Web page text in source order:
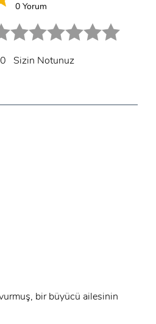
0 Yorum
Sizin Notunuz
bir büyücü ailesinin